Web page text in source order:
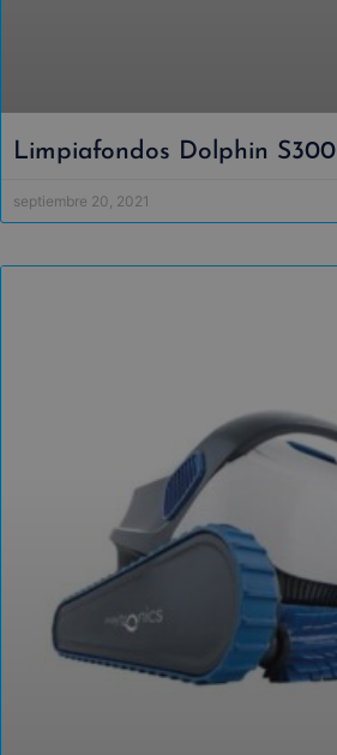
Limpiafondos Dolphin S300I
septiembre 20, 2021